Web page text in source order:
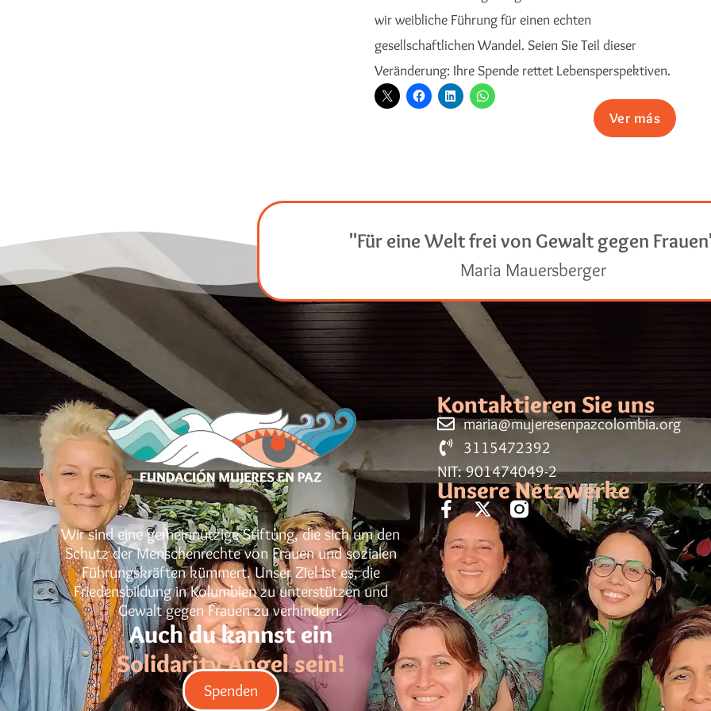
wir weibliche Führung für einen echten
gesellschaftlichen Wandel. Seien Sie Teil dieser
Veränderung: Ihre Spende rettet Lebensperspektiven.
Ver más
"Für eine Welt frei von Gewalt gegen
Maria Mauersberger
Wir sind eine gemeinnützige Stiftung, die sich um den
Schutz der Menschenrechte von Frauen und sozialen
Führungskräften kümmert. Unser Ziel ist es, die
Friedensbildung in Kolumbien zu unterstützen und
Gewalt gegen Frauen zu verhindern.
Auch du kannst ein
Solidarity Angel sein!
Spenden
Kontaktieren Sie uns
maria@mujeresenpazcolombia.org
3115472392
NIT: 901474049-2
Unsere Netzwerke